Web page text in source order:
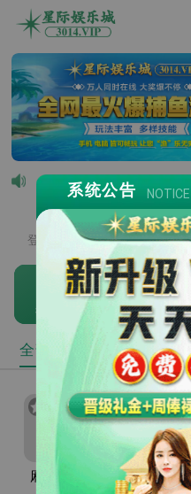
温馨提
登录 注册
登录后才能查看余额
热门 电子
全部 收藏
麻将胡了 麻将胡了2
系统公告 NOTICE